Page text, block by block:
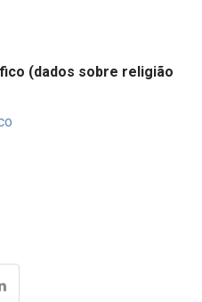
(dados sobre religião